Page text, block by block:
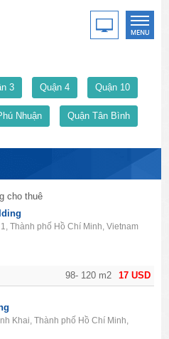
3 Quận 4 Quận 10
Nhuận Quận Tân Bình
cho thuê
17 USD
98- 120 m2
1, Thành phố Hồ Chí Minh, Vietnam
Khai, Thành phố Hồ Chí Minh,